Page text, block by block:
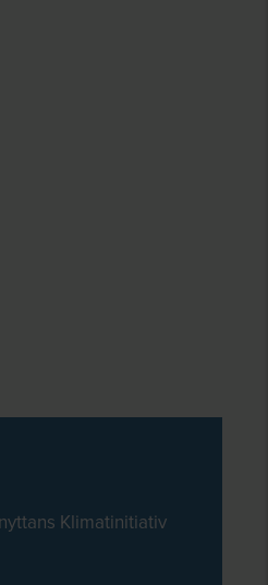
Klimatinitiativ